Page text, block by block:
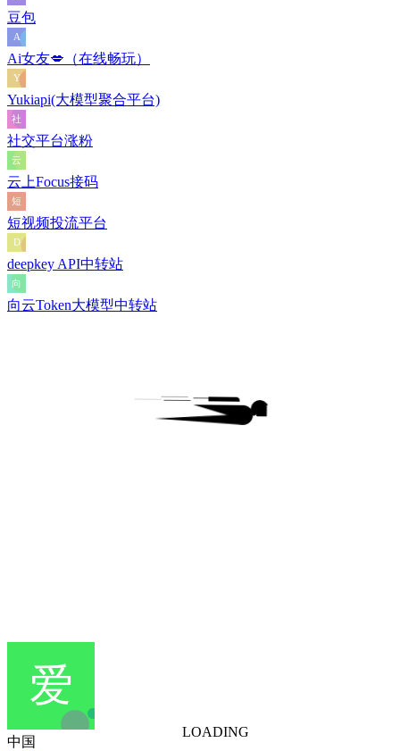
LOADING
豆包
Ai女友💋（在线畅玩）
Yukiapi(大模型聚合平台)
社交平台涨粉
云上Focus接码
短视频投流平台
deepkey API中转站
向云Token大模型中转站
中国